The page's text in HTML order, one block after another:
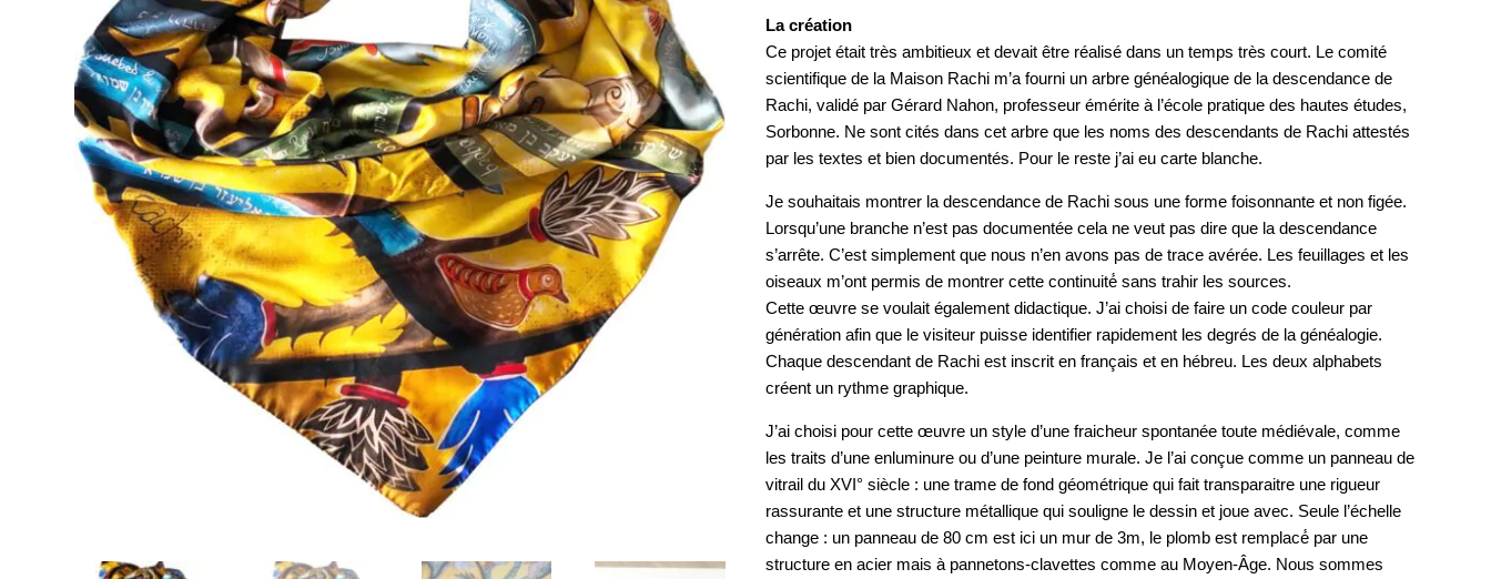
149,00 €
La création
Ce projet était très ambitieux et devait être réalisé dans un temps très court. Le comité
scientifique de la Maison Rachi m’a fourni un arbre généalogique de la descendance de
Rachi, validé par Gérard Nahon, professeur émérite à l’école pratique des hautes études,
Sorbonne. Ne sont cités dans cet arbre que les noms des descendants de Rachi attestés
par les textes et bien documentés. Pour le reste j’ai eu carte blanche.
Je souhaitais montrer la descendance de Rachi sous une forme foisonnante et non figée.
Lorsqu’une branche n’est pas documentée cela ne veut pas dire que la descendance
s’arrête. C’est simplement que nous n’en avons pas de trace avérée. Les feuillages et les
oiseaux m’ont permis de montrer cette continuité́ sans trahir les sources.
Cette œuvre se voulait également didactique. J’ai choisi de faire un code couleur par
génération afin que le visiteur puisse identifier rapidement les degrés de la généalogie.
Chaque descendant de Rachi est inscrit en français et en hébreu. Les deux alphabets
créent un rythme graphique.
J’ai choisi pour cette œuvre un style d’une fraicheur spontanée toute médiévale, comme
les traits d’une enluminure ou d’une peinture murale. Je l’ai conçue comme un panneau de
vitrail du XVI° siècle : une trame de fond géométrique qui fait transparaitre une rigueur
rassurante et une structure métallique qui souligne le dessin et joue avec. Seule l’échelle
change : un panneau de 80 cm est ici un mur de 3m, le plomb est remplacé́ par une
structure en acier mais à pannetons-clavettes comme au Moyen-Âge. Nous sommes